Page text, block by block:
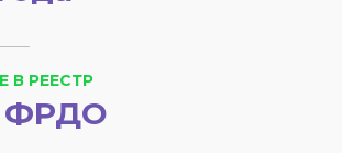
В РЕЕСТР